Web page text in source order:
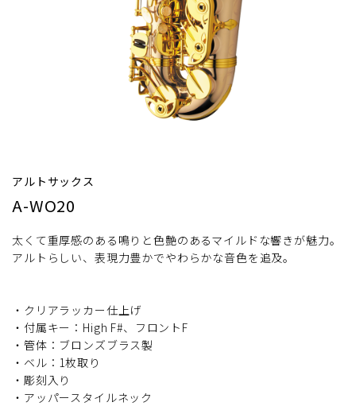
アルトサックス
A-WO20
太くて重厚感のある鳴りと色艶のあるマイルドな響きが魅力。
アルトらしい、表現力豊かでやわらかな音色を追及。
・クリアラッカー仕上げ
・付属キー：High F#、フロントF
・管体：ブロンズブラス製
・ベル：1枚取り
・彫刻入り
・アッパースタイルネック